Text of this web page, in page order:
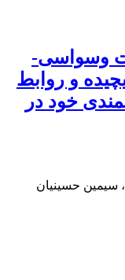
وسواسی-
و روابط
خود در
سیمین حسینیان